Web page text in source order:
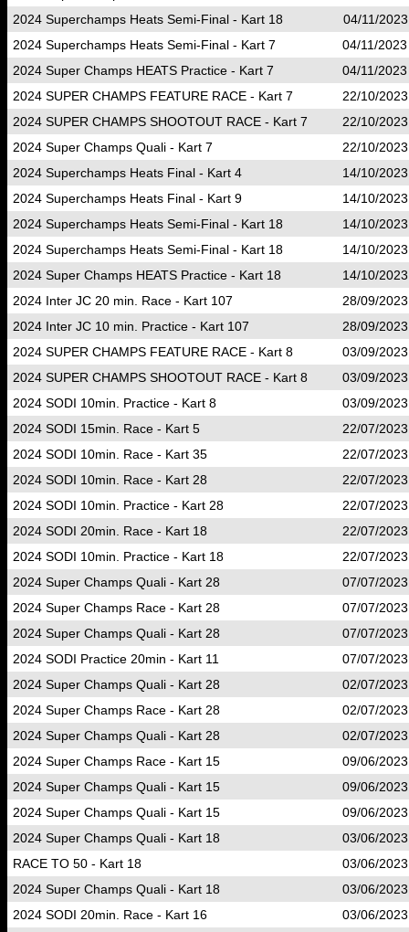
2024 Superchamps Heats Semi-Final - Kart 18
04/11/
2024 Superchamps Heats Semi-Final - Kart 7
04/11/
2024 Super Champs HEATS Practice - Kart 7
04/11/
2024 SUPER CHAMPS FEATURE RACE - Kart 7
22/10/
2024 SUPER CHAMPS SHOOTOUT RACE - Kart 7
22/10/
2024 Super Champs Quali - Kart 7
22/10/
2024 Superchamps Heats Final - Kart 4
14/10/
2024 Superchamps Heats Final - Kart 9
14/10/
2024 Superchamps Heats Semi-Final - Kart 18
14/10/
2024 Superchamps Heats Semi-Final - Kart 18
14/10/
2024 Super Champs HEATS Practice - Kart 18
14/10/
2024 Inter JC 20 min. Race - Kart 107
28/09/
2024 Inter JC 10 min. Practice - Kart 107
28/09/
2024 SUPER CHAMPS FEATURE RACE - Kart 8
03/09/
2024 SUPER CHAMPS SHOOTOUT RACE - Kart 8
03/09/
2024 SODI 10min. Practice - Kart 8
03/09/
2024 SODI 15min. Race - Kart 5
22/07/
2024 SODI 10min. Race - Kart 35
22/07/
2024 SODI 10min. Race - Kart 28
22/07/
2024 SODI 10min. Practice - Kart 28
22/07/
2024 SODI 20min. Race - Kart 18
22/07/
2024 SODI 10min. Practice - Kart 18
22/07/
2024 Super Champs Quali - Kart 28
07/07/
2024 Super Champs Race - Kart 28
07/07/
2024 Super Champs Quali - Kart 28
07/07/
2024 SODI Practice 20min - Kart 11
07/07/
2024 Super Champs Quali - Kart 28
02/07/
2024 Super Champs Race - Kart 28
02/07/
2024 Super Champs Quali - Kart 28
02/07/
2024 Super Champs Race - Kart 15
09/06/
2024 Super Champs Quali - Kart 15
09/06/
2024 Super Champs Quali - Kart 15
09/06/
2024 Super Champs Quali - Kart 18
03/06/
RACE TO 50 - Kart 18
03/06/
2024 Super Champs Quali - Kart 18
03/06/
2024 SODI 20min. Race - Kart 16
03/06/